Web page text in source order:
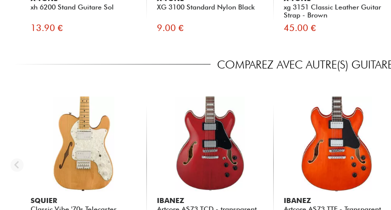
xh 6200 Stand Guitare Sol
13.90 €
XG 3100 Standard Nylon Black
9.00 €
xg 3151 Classic Leather Guitar
Strap - Brown
45.00 €
COMPAREZ AVEC AUTRE(S)
SQUIER
IBANEZ
IBANEZ